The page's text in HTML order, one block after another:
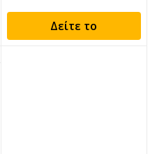
Δείτε το